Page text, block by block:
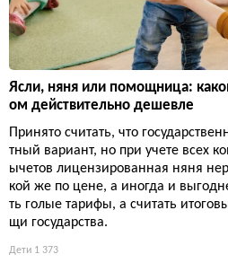
Ясли, няня или помощница:
ом действительно дешевле
Принято считать, что
тный вариант, но при учете всех
ычетов лицензированная няня
кой же по цене, а иногда и
ть голые тарифы, а считать
щи государства.
Дети 1 373